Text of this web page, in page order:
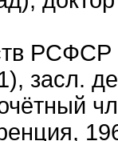
РСФСР
засл.